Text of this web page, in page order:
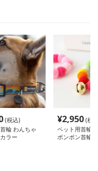
(税込)
輪 わんちゃ
ラー
¥2,950(税
ペット用首輪
ポンポン首輪